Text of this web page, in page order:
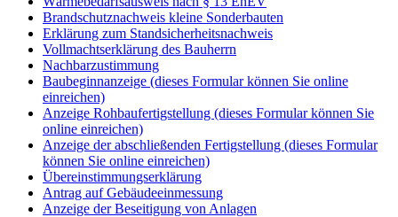
Brandschutznachweis kleine Sonderbauten
Erklärung zum Standsicherheitsnachweis
Vollmachtserklärung des Bauherrn
Nachbarzustimmung
Baubeginnanzeige (dieses Formular können Sie online
einreichen)
Anzeige Rohbaufertigstellung (dieses Formular können Sie
online einreichen)
Anzeige der abschließenden Fertigstellung (dieses Formular
können Sie online einreichen)
Übereinstimmungserklärung
Antrag auf Gebäudeeinmessung
Anzeige der Beseitigung von Anlagen